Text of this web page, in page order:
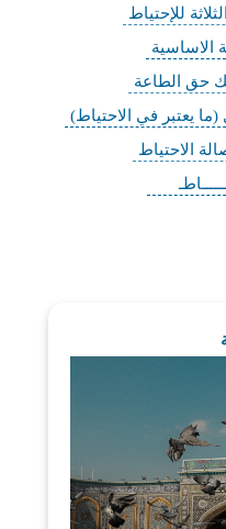
للإحتياط
الاساسية
حق الطاعة
يعتبر في الاحتياط)
الاحتياط